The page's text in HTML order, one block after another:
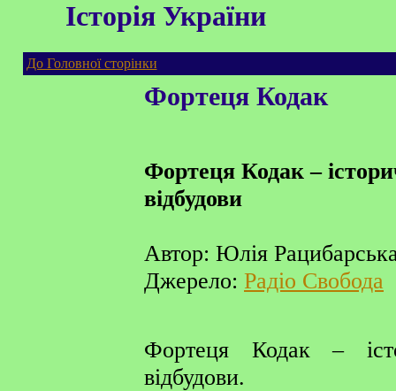
Історія України
До Головної сторінки
Фортеця Кодак
Фортеця Кодак –
відбудови
Автор: Юлія
Джерело: Радіо Свобода
Фортеця Кодак –
відбудови.